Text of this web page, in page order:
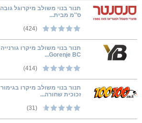
ס''מ מבית...
(424)
תנור בנוי משולב מיקרו גורנייה
Gorenje BC...
(414)
תנור בנוי משולב מיקרו בגימור
זכוכית שחורה...
(31)